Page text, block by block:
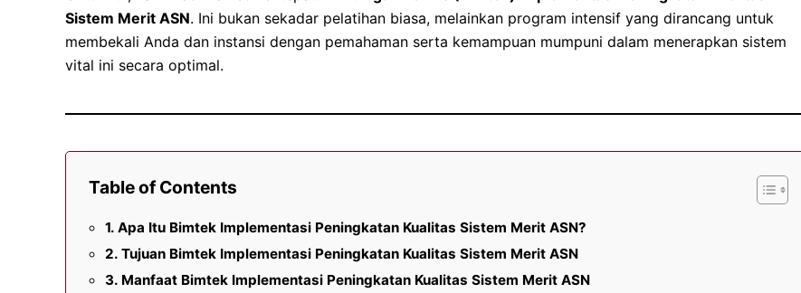
Sistem Merit ASN. Ini bukan sekadar pelatihan biasa, melainkan program intensif yang dirancang untuk
membekali Anda dan instansi dengan pemahaman serta kemampuan mumpuni dalam menerapkan sistem
vital ini secara optimal.
Table of Contents
Apa Itu Bimtek Implementasi Peningkatan Kualitas Sistem Merit ASN?
Tujuan Bimtek Implementasi Peningkatan Kualitas Sistem Merit ASN
Manfaat Bimtek Implementasi Peningkatan Kualitas Sistem Merit ASN